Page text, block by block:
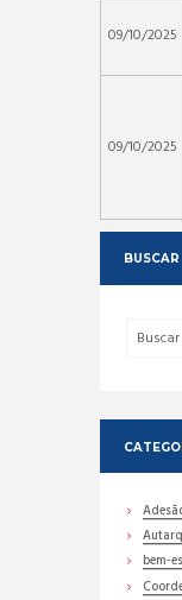
09/10/2025
09/10/2025
BUSCAR
bem-